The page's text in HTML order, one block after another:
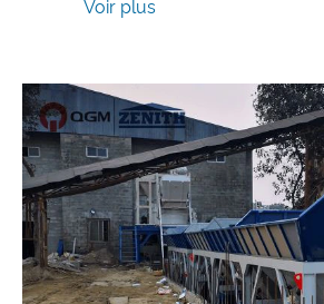
Voir plus